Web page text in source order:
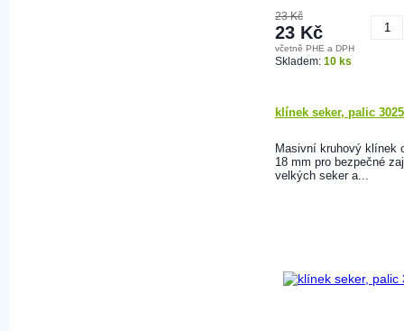
23 Kč
23 Kč
včetně PHE a DPH
Skladem: 10 ks
klínek seker, palic
Masivní kruhový klínek
18 mm pro bezpečné
velkých seker a...